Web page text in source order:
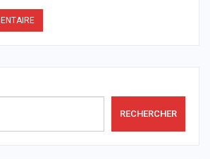
RECHERCHER